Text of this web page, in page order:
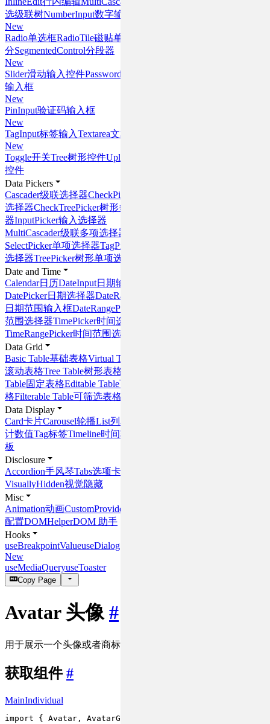
选级联树NumberInput数字输入框
New
Radio单选框RadioTile磁贴单选
分SegmentedControl分段器
New
Slider滑动输入控件PasswordInput
输入框
New
PinInput验证码输入框
New
TagInput标签输入Textarea文本域
New
Toggle开关Tree树形控件Uploader
控件
Data Pickers
Cascader级联选择器CheckPicker
选择器CheckTreePicker树形多项选择
器InputPicker输入选择器
MultiCascader级联多项选择器
SelectPicker单项选择器TagPicker
选择器TreePicker树形单项选择器
Date and Time
Calendar日历DateInput日期输入框
DatePicker日期选择器DateRangeInput
日期范围输入框DateRangePicker
范围选择器TimePicker时间选择器
TimeRangePicker时间范围选择器
Data Grid
Basic Table基础表格Virtual Table
滚动表格Tree Table树形表格
Table固定表格Editable Table可编辑表
格Filterable Table可筛选表格
Data Display
Card卡片Carousel轮播List列表
计数值Tag标签Timeline时间轴
板
Disclosure
Accordion手风琴Tabs选项卡
VisuallyHidden视觉隐藏
Misc
Animation动画CustomProvider
配置DOMHelperDOM 助手
Hooks
useBreakpointValueuseDialog
New
useMediaQueryuseToaster
Copy Page
Avatar 头像 #
用于展示一个头像或者商标。
获取组件 #
MainIndividual
import { Avatar , AvatarGroup